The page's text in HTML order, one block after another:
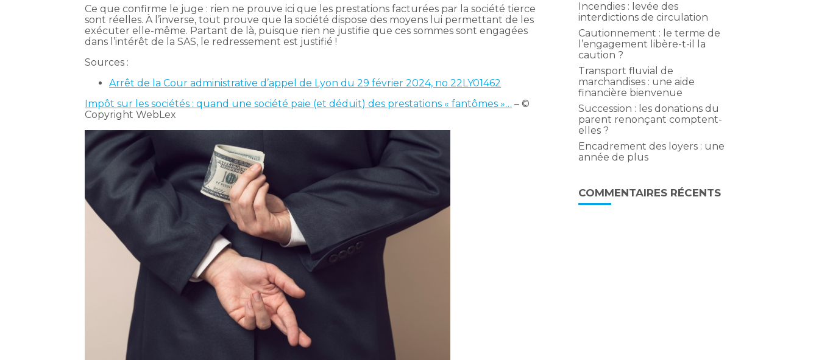
Ce que confirme le juge : rien ne prouve ici que les prestations facturées par la société tierce
sont réelles. À l’inverse, tout prouve que la société dispose des moyens lui permettant de les
exécuter elle-même. Partant de là, puisque rien ne justifie que ces sommes sont engagées
dans l’intérêt de la SAS, le redressement est justifié !
Sources :
Arrêt de la Cour administrative d’appel de Lyon du 29 février 2024, no 22LY01462
Impôt sur les sociétés : quand une société paie (et déduit) des prestations « fantômes »… – ©
Copyright WebLex
Incendies : levée des
interdictions de circulation
Cautionnement : le terme de
l’engagement libère-t-il la
caution ?
Transport fluvial de
marchandises : une aide
financière bienvenue
Succession : les donations du
parent renonçant comptent-
elles ?
Encadrement des loyers : une
année de plus
COMMENTAIRES RÉCENTS